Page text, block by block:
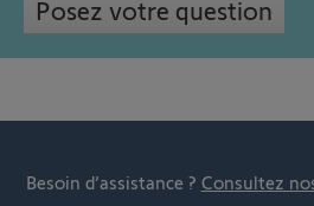
Posez votre question
Besoin d’assistance ? Consultez